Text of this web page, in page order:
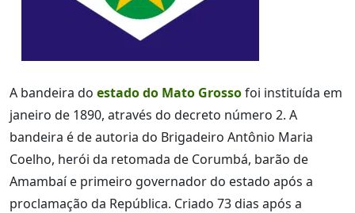
A bandeira do estado do Mato Grossofoi instituída em
janeiro de 1890, através do decreto número 2. A
bandeira é de autoria do Brigadeiro Antônio Maria
Coelho, herói da retomada de Corumbá, barão de
Amambaí e primeiro governador do estado após a
proclamação da República. Criado 73 dias após a